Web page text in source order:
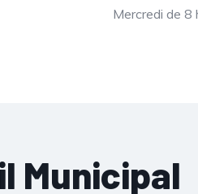
Mercredi de
Municipal